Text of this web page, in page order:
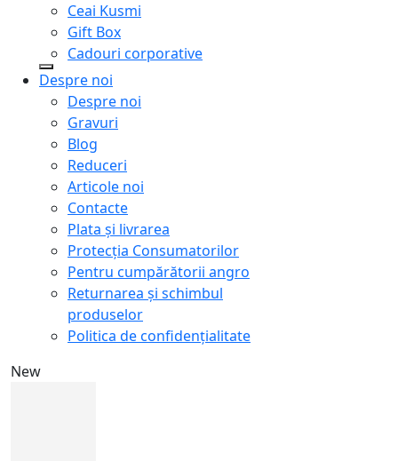
Ceai Kusmi
Gift Box
Cadouri corporative
Despre noi
Despre noi
Gravuri
Blog
Reduceri
Articole noi
Contacte
Plata și livrarea
Protecţia Consumatorilor
Pentru cumpărătorii angro
Returnarea și schimbul
produselor
Politica de confidențialitate
New